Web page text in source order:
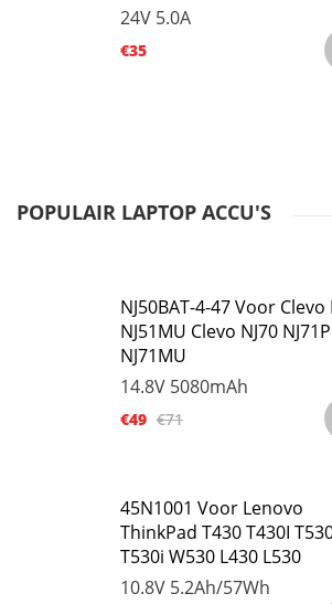
24V 5.0A
€35
POPULAIR LAPTOP ACCU'S
NJ50BAT-4-47 Voor Clevo
NJ51MU Clevo NJ70
NJ71MU
14.8V 5080mAh
€49 €71
45N1001 Voor Lenovo
ThinkPad T430 T430I
T530i W530 L430 L530
10.8V 5.2Ah/57Wh